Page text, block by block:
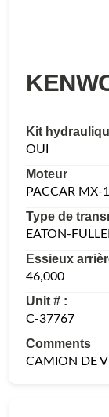
Kit
OUI
Moteur
PACCAR MX-
Type de
EATON-
Essieux
46,000
Unit # :
C-37767
Comments
CAMION DE